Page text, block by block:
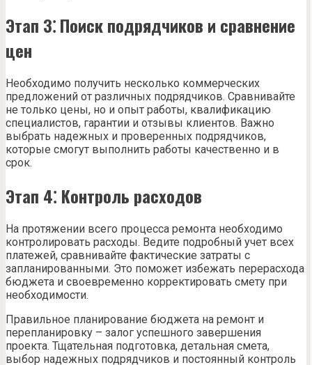
Этап 3⁚ Поиск подрядчиков и сравнение
цен
Необходимо получить несколько коммерческих
предложений от различных подрядчиков. Сравнивайте
не только цены, но и опыт работы, квалификацию
специалистов, гарантии и отзывы клиентов. Важно
выбрать надежных и проверенных подрядчиков,
которые смогут выполнить работы качественно и в
срок.
Этап 4⁚ Контроль расходов
На протяжении всего процесса ремонта необходимо
контролировать расходы. Ведите подробный учет всех
платежей, сравнивайте фактические затраты с
запланированными. Это поможет избежать перерасхода
бюджета и своевременно корректировать смету при
необходимости.
Правильное планирование бюджета на ремонт и
перепланировку – залог успешного завершения
проекта. Тщательная подготовка, детальная смета,
выбор надежных подрядчиков и постоянный контроль